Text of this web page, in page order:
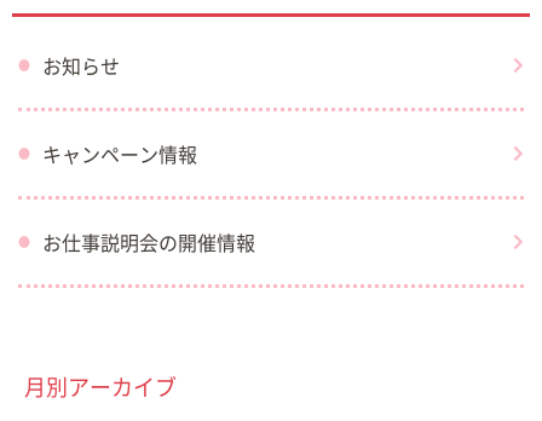
お知らせ
キャンペーン情報
お仕事説明会の開催情報
月別アーカイブ